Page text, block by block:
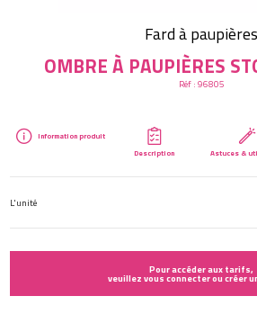
Fard à paupières
OMBRE À PAUPIÈRES
Réf :96805
Information produit
Description
Astuces &
L'unité
Pour accéder aux tarifs,
veuillez vous connecter ou créer